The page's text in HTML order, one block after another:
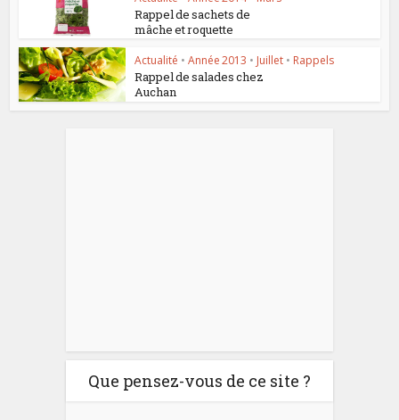
Rappel de sachets de
mâche et roquette
Actualité • Année 2013 • Juillet • Rappels
Rappel de salades chez
Auchan
Que pensez-vous de ce site ?